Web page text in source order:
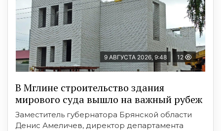
9 АВГУСТА 2026, 9:48 12
В Мглине строительство здания
мирового суда вышло на важный рубеж
Заместитель губернатора Брянской области
Денис Амеличев, директор департамента